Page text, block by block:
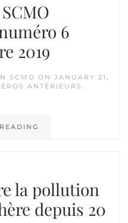
6
2019
SCMO ON JANUARY 21,
ANTÉRIEURS .
la pollution
depuis 20